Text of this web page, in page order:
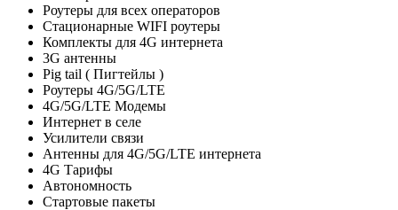
Роутеры для всех операторов
Стационарные WIFI роутеры
Комплекты для 4G интернета
3G антенны
Pig tail ( Пигтейлы )
Роутеры 4G/5G/LTE
4G/5G/LTE Модемы
Интернет в селе
Усилители связи
Антенны для 4G/5G/LTE интернета
4G Тарифы
Автономность
Стартовые пакеты